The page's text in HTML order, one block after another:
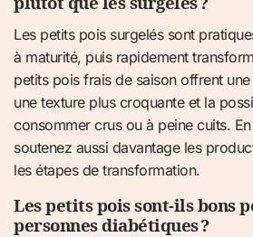
Les petits pois surgelés sont
à maturité, puis rapidement
petits pois frais de saison offrent une
une texture plus croquante et la
consommer crus ou à peine cuits.
soutenez aussi davantage les
les étapes de transformation.
Les petits pois sont-ils bons
personnes diabétiques ?